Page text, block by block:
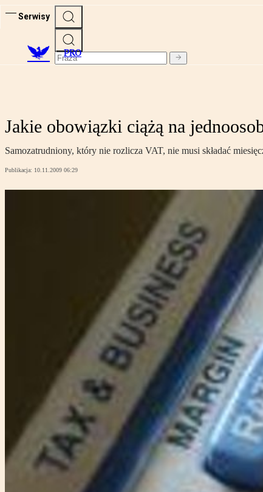
Serwisy
PRO
Jakie obowiązki ciążą na
Samozatrudniony, który nie rozlicza VAT, nie musi składać
Publikacja: 10.11.2009 06:29